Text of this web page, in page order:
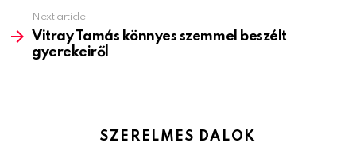
Next article
Vitray Tamás könnyes szemmel beszélt
gyerekeiről
SZERELMES DALOK